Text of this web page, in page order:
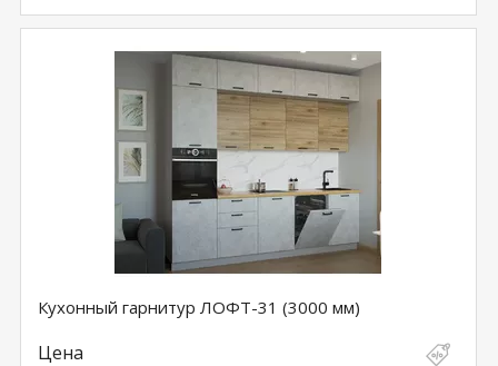
Кухонный гарнитур ЛОФТ-31 (3000 мм)
Цена